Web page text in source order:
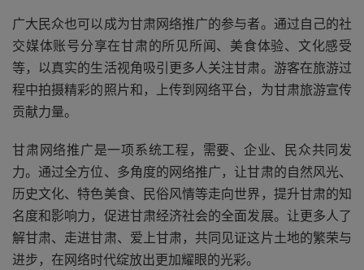
广大民众也可以成为甘肃网络推广的参与者。通过自己的社
交媒体账号分享在甘肃的所见所闻、美食体验、文化感受
等，以真实的生活视角吸引更多人关注甘肃。游客在旅游过
程中拍摄精彩的照片和，上传到网络平台，为甘肃旅游宣传
贡献力量。
甘肃网络推广是一项系统工程，需要、企业、民众共同发
力。通过全方位、多角度的网络推广，让甘肃的自然风光、
历史文化、特色美食、民俗风情等走向世界，提升甘肃的知
名度和影响力，促进甘肃经济社会的全面发展。让更多人了
解甘肃、走进甘肃、爱上甘肃，共同见证这片土地的繁荣与
进步，在网络时代绽放出更加耀眼的光彩。